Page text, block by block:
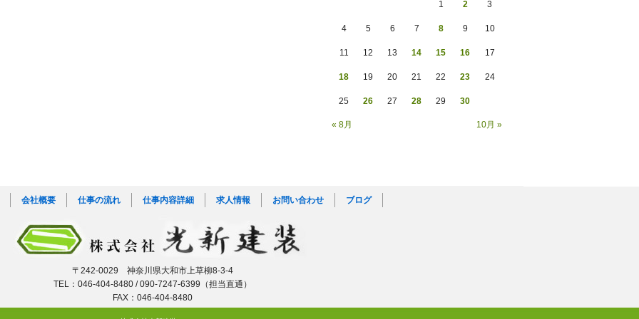
« 8月 10月 »
1 2 3
4 5 6 7 8 9 10
11 12 13 14 15 16 17
18 19 20 21 22 23 24
25 26 27 28 29 30
会社概要 仕事の流れ 仕事内容詳細 求人情報 お問い合わせ ブログ
〒242-0029 神奈川県大和市上草柳8-3-4
TEL：046-404-8480 / 090-7247-6399（担当直通）
FAX：046-404-8480